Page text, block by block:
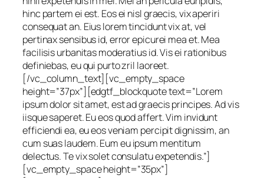
hinc partem ei est. Eos ei nisl graecis, vix aperiri
consequat an. Eius lorem tincidunt vix at, vel
pertinax sensibus id, error epicurei mea et. Mea
facilisis urbanitas moderatius id. Vis ei rationibus
definiebas, eu qui purto zril laoreet.
[/vc_column_text][vc_empty_space
height=”37px”][edgtf_blockquote text=”Lorem
ipsum dolor sit amet, est ad graecis principes. Ad vis
iisque saperet. Eu eos quod affert. Vim invidunt
efficiendi ea, eu eos veniam percipit dignissim, an
cum suas laudem. Eum eu ipsum mentitum
delectus. Te vix solet consulatu expetendis.”]
[vc_empty_space height=”35px”]